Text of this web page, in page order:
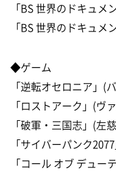
「BS 世界のドキュメ
「BS 世界のドキュメ
◆ゲーム
「逆転オセロニア」(
「ロストアーク」(ヴ
「破軍・三国志」(左
「サイバーパンク2077
「コール オブ デュー